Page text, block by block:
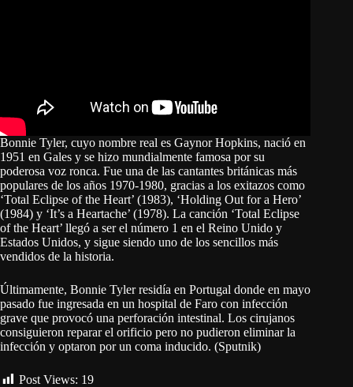
Bonnie Tyler, cuyo nombre real es Gaynor Hopkins, nació en
1951 en Gales y se hizo mundialmente famosa por su
poderosa voz ronca. Fue una de las cantantes británicas más
populares de los años 1970-1980, gracias a los exitazos como
‘Total Eclipse of the Heart’ (1983), ‘Holding Out for a Hero’
(1984) y ‘It’s a Heartache’ (1978). La canción ‘Total Eclipse
of the Heart’ llegó a ser el número 1 en el Reino Unido y
Estados Unidos, y sigue siendo uno de los sencillos más
vendidos de la historia.
Últimamente, Bonnie Tyler residía en Portugal donde en mayo
pasado fue ingresada en un hospital de Faro con infección
grave que provocó una perforación intestinal. Los cirujanos
consiguieron reparar el orificio pero no pudieron eliminar la
infección y optaron por un coma inducido. (Sputnik)
Post Views: 19